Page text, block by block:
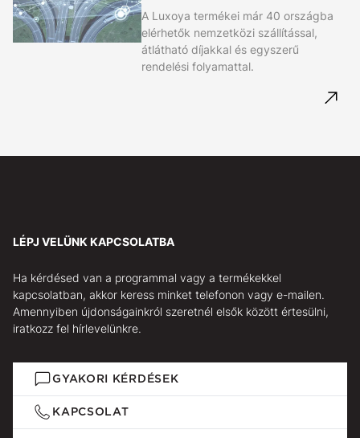
A Luxoya termékei már 40 országba
elérhetők nemzetközi szállítással,
átlátható díjakkal és egyszerű
rendelési folyamattal.
LÉPJ VELÜNK KAPCSOLATBA
Ha kérdésed van a programmal vagy a termékekkel
kapcsolatban, akkor keress minket telefonon vagy e-mailen.
Amennyiben újdonságainkról szeretnél elsők között értesülni,
iratkozz fel hírlevelünkre.
GYAKORI KÉRDÉSEK
KAPCSOLAT